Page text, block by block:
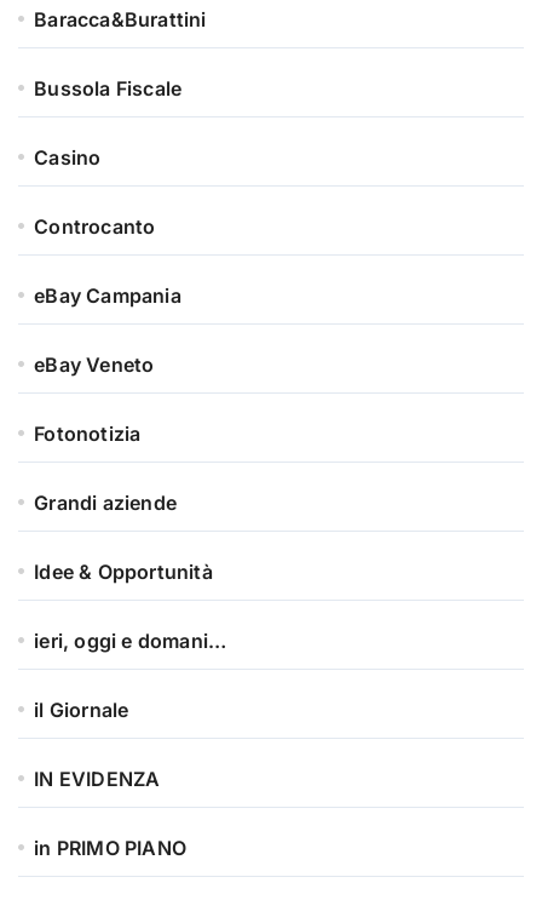
Baracca&Burattini
Bussola Fiscale
Casino
Controcanto
eBay Campania
eBay Veneto
Fotonotizia
Grandi aziende
Idee & Opportunità
ieri, oggi e domani…
il Giornale
IN EVIDENZA
in PRIMO PIANO